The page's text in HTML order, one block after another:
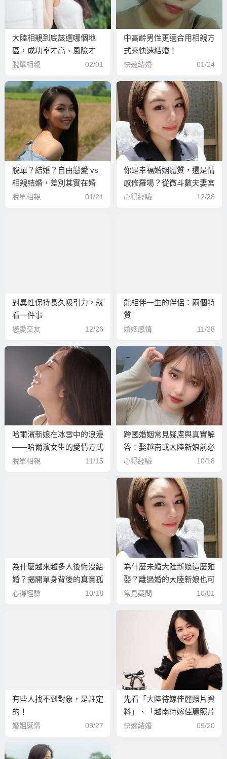
大陸相親到底該選哪個地
區，成功率才高、風險才
低、比較不會走冤枉路？
脫單相親 02/01
中高齡男性更適合用相親方
式來快速結婚！
快速結婚 01/24
脫單？結婚？自由戀愛 vs
相親結婚，差別其實在婚
後！
脫單相親 01/21
你是幸福婚姻體質，還是情
感修羅場？從微斗數夫妻宮
來了解…
心得經驗 12/28
對異性保持長久吸引力，就
看一件事
戀愛交友 12/26
能相伴一生的伴侶：兩個特
質
婚姻感情 11/28
哈爾濱新娘在冰雪中的浪漫
——哈爾濱女生的愛情方式
脫單相親 11/15
跨國婚姻常見疑慮與真實解
答：娶越南或大陸新娘前必
看
心得經驗 10/18
為什麼越來越多人後悔沒結
婚？揭開單身背後的真實孤
獨
心得經驗 10/18
為什麼未婚大陸新娘這麼難
娶？離過婚的大陸新娘也可
以考慮！
常見疑問 10/01
有些人找不到對象，是註定
的！
婚姻感情 09/27
先看「大陸待嫁佳麗照片資
料」、「越南待嫁佳麗照片
資料」來挑選個滿意伴侶來
快速結婚 09/20